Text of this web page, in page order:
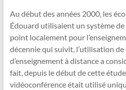
Au début des années 2000, les
Édouard utilisaient un système
point localement pour
décennie qui suivit, l’utilisation
d’enseignement à distance a
fait, depuis le début de cette
vidéoconférence était utilisé